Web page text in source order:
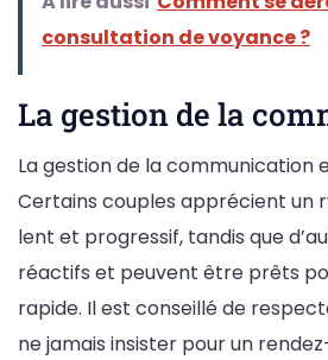
consultation de voyance ?
La gestion de la
La gestion de la communication
Certains couples apprécient un
lent et progressif, tandis que
réactifs et peuvent être prêts
rapide. Il est conseillé de
ne jamais insister pour un